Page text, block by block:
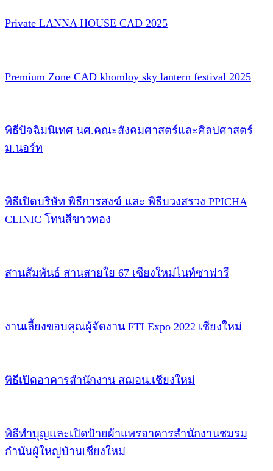
Private LANNA HOUSE CAD 2025
Premium Zone CAD khomloy sky lantern festival 2025
พิธีปัจฉิมนิเทศ นศ.คณะสังคมศาสตร์และศิลปศาสตร์
ม.นอร์ท
พิธีเปิดบริษัท พิธีการสงฆ์ และ พิธีบวงสรวง PPICHA
CLINIC โทนสีขาวทอง
สานสัมพันธ์ สานสายใย 67 เชียงใหม่ไนท์ซาฟารี
งานเลี้ยงขอบคุณผู้จัดงาน FTI Expo 2022 เชียงใหม่
พิธีเปิดอาคารสำนักงาน สฌอน.เชียงใหม่
พิธีทำบุญและเปิดป้ายผ้าแพรอาคารสำนักงานชมรม
กำนันผู้ใหญ่บ้านเชียงใหม่